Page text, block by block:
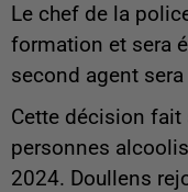
Le chef de la
formation et sera
second agent
Cette décision fait
personnes
2024. Doullens